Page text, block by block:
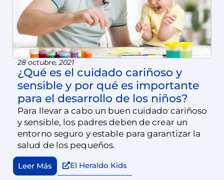
28 octubre, 2021
¿Qué es el cuidado cariñoso y
sensible y por qué es importante
para el desarrollo de los niños?
Para llevar a cabo un buen cuidado cariñoso
y sensible, los padres deben de crear un
entorno seguro y estable para garantizar la
salud de los pequeños.
Leer Más El Heraldo Kids